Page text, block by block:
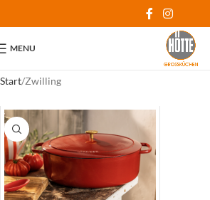
MENU
Start Zwilling